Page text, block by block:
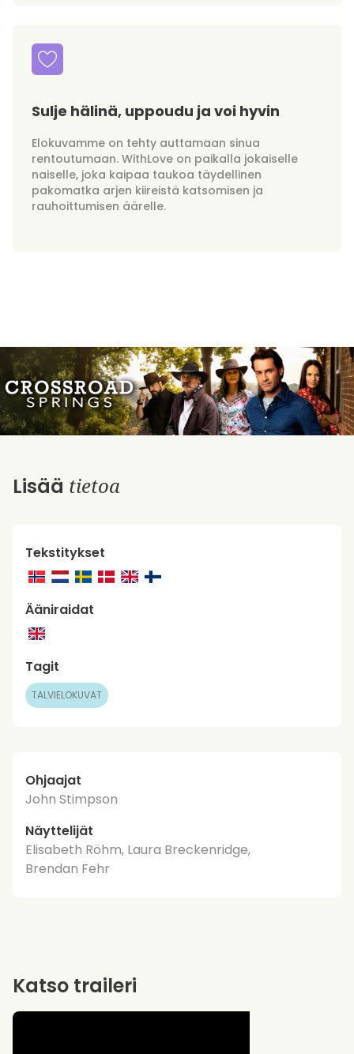
Sulje hälinä, uppoudu ja voi hyvin
Elokuvamme on tehty auttamaan sinua
rentoutumaan. WithLove on paikalla jokaiselle
naiselle, joka kaipaa taukoa täydellinen
pakomatka arjen kiireistä katsomisen ja
rauhoittumisen äärelle.
Lisää tietoa
Tekstitykset
Ääniraidat
Tagit
TALVIELOKUVAT
Ohjaajat
John Stimpson
Näyttelijät
Elisabeth Röhm, Laura Breckenridge,
Brendan Fehr
Katso traileri